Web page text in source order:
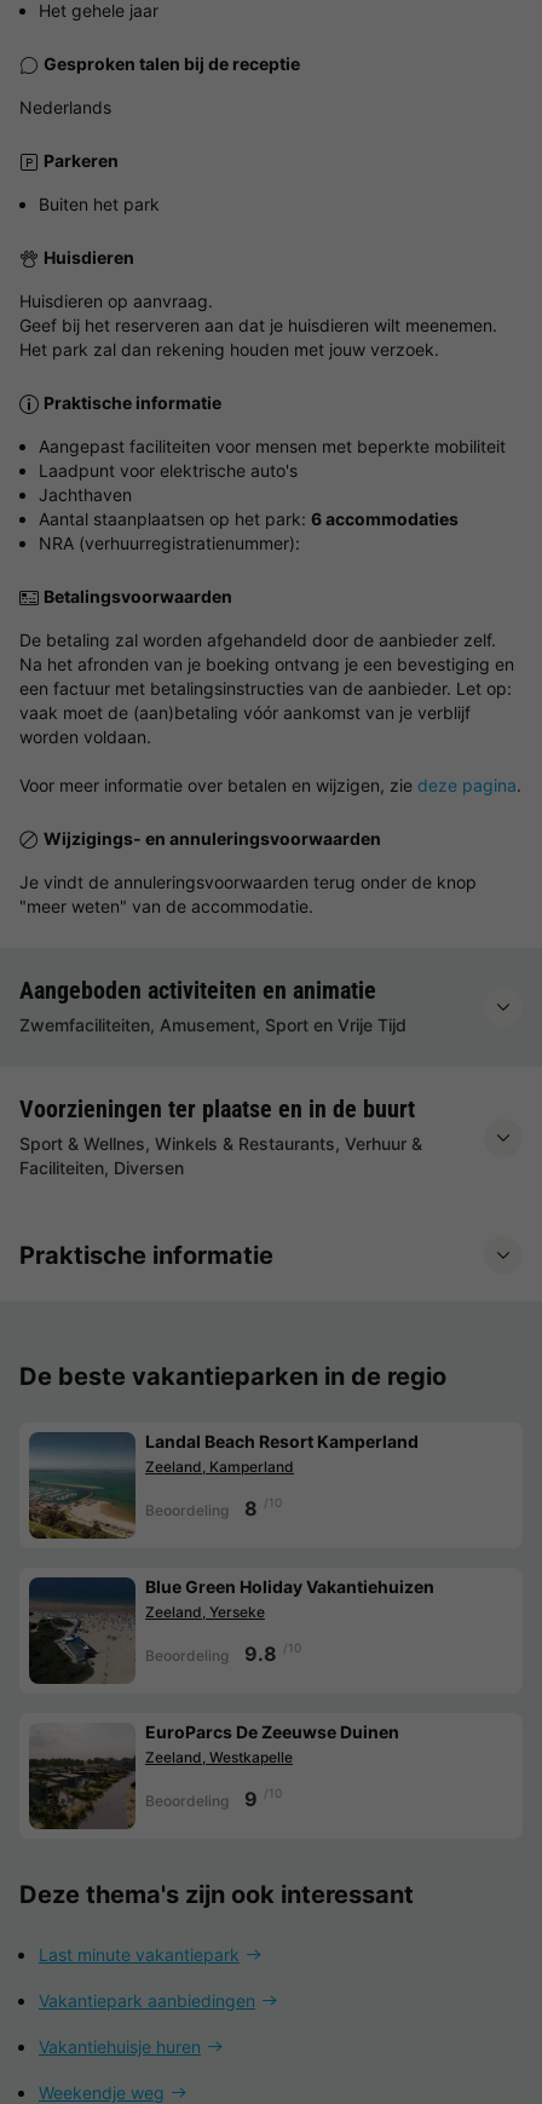
Het gehele jaar
Gesproken talen bij de receptie
Nederlands
Parkeren
Buiten het park
Huisdieren
Huisdieren op aanvraag.
Geef bij het reserveren aan dat je huisdieren wilt meenemen.
Het park zal dan rekening houden met jouw verzoek.
Praktische informatie
Aangepast faciliteiten voor mensen met beperkte mobiliteit
Laadpunt voor elektrische auto's
Jachthaven
Aantal staanplaatsen op het park: 6 accommodaties
NRA (verhuurregistratienummer):
Betalingsvoorwaarden
De betaling zal worden afgehandeld door de aanbieder zelf.
Na het afronden van je boeking ontvang je een bevestiging en
een factuur met betalingsinstructies van de aanbieder. Let op:
vaak moet de (aan)betaling vóór aankomst van je verblijf
worden voldaan.
Voor meer informatie over betalen en wijzigen, zie deze pagina.
Wijzigings- en annuleringsvoorwaarden
Je vindt de annuleringsvoorwaarden terug onder de knop
"meer weten" van de accommodatie.
Aangeboden activiteiten en animatie
Zwemfaciliteiten, Amusement, Sport en Vrije Tijd
Voorzieningen ter plaatse en in de buurt
Sport & Wellnes, Winkels & Restaurants, Verhuur &
Faciliteiten, Diversen
Praktische informatie
De beste vakantieparken in de regio
Landal Beach Resort Kamperland
Zeeland, Kamperland
Beoordeling 8 /10
Blue Green Holiday Vakantiehuizen
Zeeland, Yerseke
Beoordeling 9.8 /10
EuroParcs De Zeeuwse Duinen
Zeeland, Westkapelle
Beoordeling 9 /10
Deze thema's zijn ook interessant
Last minute vakantiepark
Vakantiepark aanbiedingen
Vakantiehuisje huren
Weekendje weg